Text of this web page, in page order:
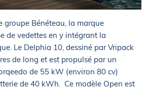
groupe Bénéteau, la marque
de vedettes en y intégrant la
Le Delphia 10, dessiné par Vripack
de long et est propulsé par un
de 55 kW (environ 80 cv)
de 40 kWh. Ce modèle Open est